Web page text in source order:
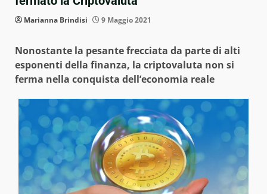
Marianna Brindisi 9 Maggio 2021
Nonostante la pesante frecciata da parte di alti
esponenti della finanza, la criptovaluta non si
ferma nella conquista dell’economia reale